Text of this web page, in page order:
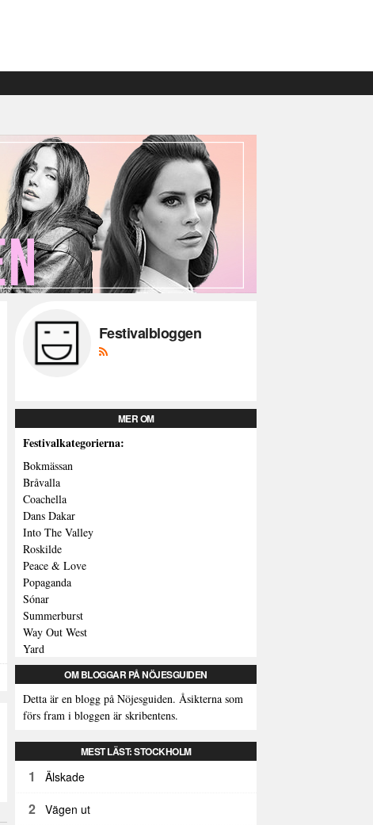
Festivalbloggen
MER OM
Festivalkategorierna:
Bokmässan
Bråvalla
Coachella
Dans Dakar
Into The Valley
Roskilde
Peace & Love
Popaganda
Sónar
Summerburst
Way Out West
Yard
OM BLOGGAR PÅ NÖJESGUIDEN
Detta är en blogg på Nöjesguiden. Åsikterna som
förs fram i bloggen är skribentens.
MEST LÄST: STOCKHOLM
1 Älskade
2 Vägen ut